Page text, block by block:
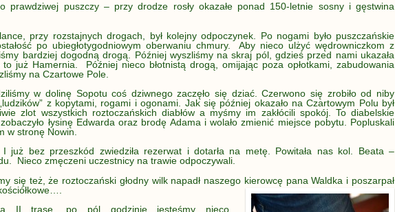
prawdziwej puszczy – przy drodze rosły okazałe ponad 150-letnie sosny i gęstwina
przy rozstajnych drogach, był kolejny odpoczynek. Po nogami było puszczańskie
po ubiegłotygodniowym oberwaniu chmury. Aby nieco ulżyć wędrowniczkom z
bardziej dogodną drogą. Później wyszliśmy na skraj pól, gdzieś przed nami ukazała
już Hamernia. Później nieco błotnistą drogą, omijając poza opłotkami, zabudowania
na Czartowe Pole.
w dolinę Sopotu coś dziwnego zaczęło się dziać. Czerwono się zrobiło od niby
z kopytami, rogami i ogonami. Jak się później okazało na Czartowym Polu był
zlot wszystkich roztoczańskich diabłów a myśmy im zakłócili spokój. To diabelskie
łysinę Edwarda oraz brodę Adama i wolało zmienić miejsce pobytu. Popluskali
w stronę Nowin.
już bez przeszkód zwiedziła rezerwat i dotarła na metę. Powitała nas kol. Beata –
Nieco zmęczeni uczestnicy na trawie odpoczywali.
się też, że roztoczański głodny wilk napadł naszego kierowcę pana Waldka i poszarpał
II trasę, po pól godzinie jesteśmy nieco